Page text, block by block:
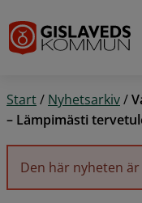
Start/ Nyhetsarkiv/
– Lämpimästi
Den här nyheten